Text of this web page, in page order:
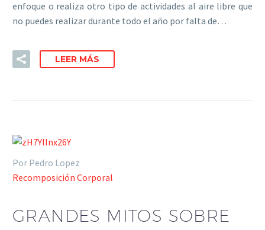
enfoque o realiza otro tipo de actividades al aire libre que
no puedes realizar durante todo el año por falta de…
LEER MÁS
Por Pedro Lopez
Recomposición Corporal
GRANDES MITOS SOBRE